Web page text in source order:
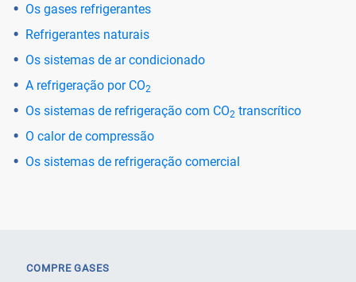
Os gases refrigerantes
Refrigerantes naturais
Os sistemas de ar condicionado
A refrigeração por CO2
Os sistemas de refrigeração com CO2 transcrítico
O calor de compressão
Os sistemas de refrigeração comercial
COMPRE GASES